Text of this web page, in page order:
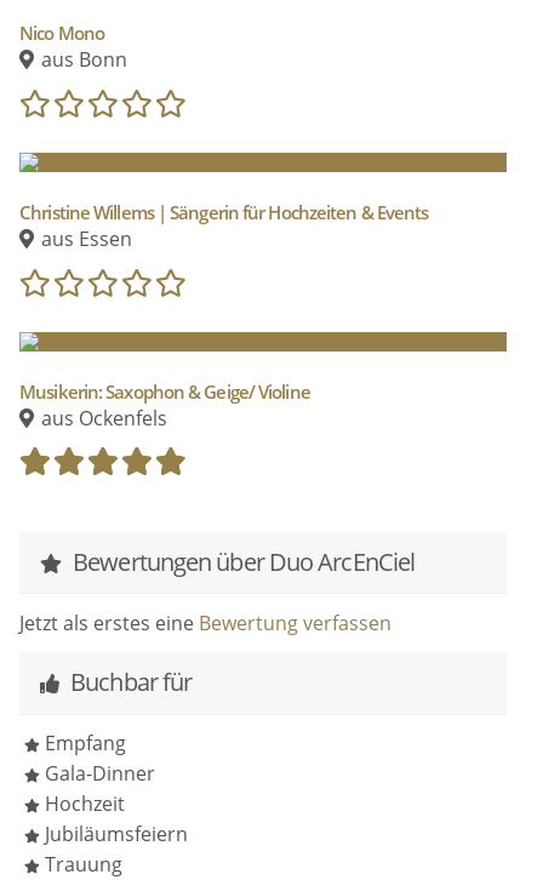
Nico Mono
aus Bonn
Christine Willems | Sängerin für Hochzeiten & Events
aus Essen
Musikerin: Saxophon & Geige/ Violine
aus Ockenfels
Bewertungen über Duo ArcEnCiel
Jetzt als erstes eine Bewertung verfassen
Buchbar für
Empfang
Gala-Dinner
Hochzeit
Jubiläumsfeiern
Trauung